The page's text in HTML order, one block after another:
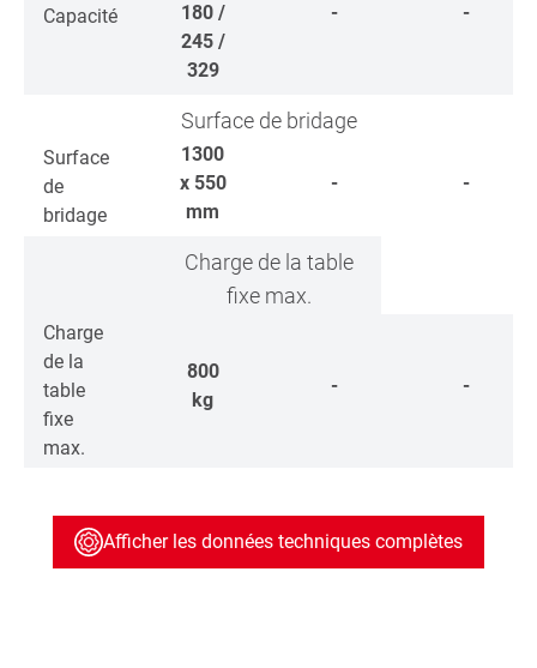
Capacité
180 /
245 /
329
- -
Surface de bridage
Surface
de
bridage
1300
x 550
mm
- -
Charge de la table
fixe max.
Charge
de la
table
fixe
max.
800
kg
- -
Afficher les données techniques complètes